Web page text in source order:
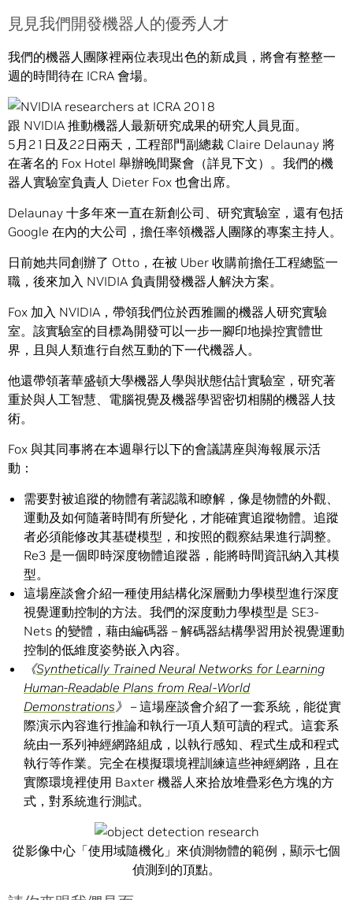
見見我們開發機器人的優秀人才
我們的機器人團隊裡兩位表現出色的新成員，將會有整整一
週的時間待在 ICRA 會場。
跟 NVIDIA 推動機器人最新研究成果的研究人員見面。
5月21日及22日兩天，工程部門副總裁 Claire Delaunay 將
在著名的 Fox Hotel 舉辦晚間聚會（詳見下文）。我們的機
器人實驗室負責人 Dieter Fox 也會出席。
Delaunay 十多年來一直在新創公司、研究實驗室，還有包括
Google 在內的大公司，擔任率領機器人團隊的專案主持人。
日前她共同創辦了 Otto，在被 Uber 收購前擔任工程總監一
職，後來加入 NVIDIA 負責開發機器人解決方案。
Fox 加入 NVIDIA，帶領我們位於西雅圖的機器人研究實驗
室。該實驗室的目標為開發可以一步一腳印地操控實體世
界，且與人類進行自然互動的下一代機器人。
他還帶領著華盛頓大學機器人學與狀態估計實驗室，研究著
重於與人工智慧、電腦視覺及機器學習密切相關的機器人技
術。
Fox 與其同事將在本週舉行以下的會議講座與海報展示活
動：
需要對被追蹤的物體有著認識和瞭解，像是物體的外觀、
運動及如何隨著時間有所變化，才能確實追蹤物體。追蹤
者必須能修改其基礎模型，和按照的觀察結果進行調整。
Re3 是一個即時深度物體追蹤器，能將時間資訊納入其模
型。
這場座談會介紹一種使用結構化深層動力學模型進行深度
視覺運動控制的方法。我們的深度動力學模型是 SE3-
Nets 的變體，藉由編碼器 – 解碼器結構學習用於視覺運動
控制的低維度姿勢嵌入內容。
《Synthetically Trained Neural Networks for Learning
Human-Readable Plans from Real-World
Demonstrations》 – 這場座談會介紹了一套系統，能從實
際演示內容進行推論和執行一項人類可讀的程式。這套系
統由一系列神經網路組成，以執行感知、程式生成和程式
執行等作業。完全在模擬環境裡訓練這些神經網路，且在
實際環境裡使用 Baxter 機器人來拾放堆疊彩色方塊的方
式，對系統進行測試。
從影像中心「使用域隨機化」來偵測物體的範例，顯示七個
偵測到的頂點。